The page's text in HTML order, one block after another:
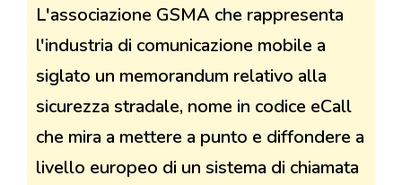
L'associazione GSMA che rappresenta
l'industria di comunicazione mobile a
siglato un memorandum relativo alla
sicurezza stradale, nome in codice eCall
che mira a mettere a punto e diffondere a
livello europeo di un sistema di chiamata